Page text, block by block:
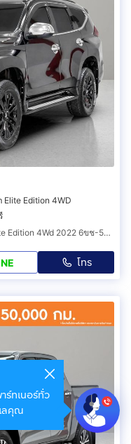
Elite Edition 4WD
Mitsubishi Pajero Sport 2.4 Gt Premium Elite Edition 4Wd 2022 6ขช-5655
โทร
ร์ทเนอร์ทั่ว
ลคุณ